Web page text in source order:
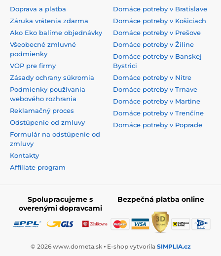
Doprava a platba
Záruka vrátenia zdarma
Ako Eko balíme objednávky
Všeobecné zmluvné
podmienky
VOP pre firmy
Zásady ochrany súkromia
Podmienky používania
webového rozhrania
Reklamačný proces
Odstúpenie od zmluvy
Formulár na odstúpenie od
zmluvy
Kontakty
Affiliate program
Domáce potreby v Bratislave
Domáce potreby v Košiciach
Domáce potreby v Prešove
Domáce potreby v Žiline
Domáce potreby v Banskej
Bystrici
Domáce potreby v Nitre
Domáce potreby v Trnave
Domáce potreby v Martine
Domáce potreby v Trenčíne
Domáce potreby v Poprade
Spolupracujeme s
overenými dopravcami
Bezpečná platba online
© 2026 www.dometa.sk ⦁ E-shop vytvorila SIMPLIA.cz